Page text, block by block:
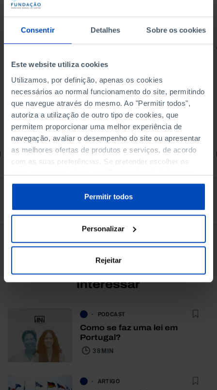
Consentir Detalhes Sobre os cookies
Este website utiliza cookies
Utilizamos, por definição, apenas os cookies
necessários ao normal funcionamento do site, permitindo
que navegue através do mesmo. Ao "Permitir todos",
autoriza a utilização de outro tipo de cookies, que
permitem proporcionar uma melhor experiência de
navegação, avaliar o desempenho do site ou apresentar
as melhores ofertas de produtos e serviços, de acordo
com as suas preferências. Se pretender escolher os
tipos de cookies, clique em "Personalizar". Saiba mais
sobre cookies através da gestão de preferências ou da
Política de Cookies.
Permitir todos
Personalizar
Rejeitar
Promessas do Futebol
4,50 € 5,00 € -10%
Comprar
Também lhe pode
interessar
PODCAST
Como se faz uma lei em
Portugal?
38 MIN
ARTIGO